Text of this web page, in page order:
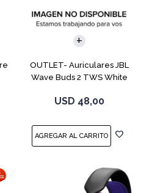
OUTLET- Auriculares JBL
Wave Buds 2 TWS White
USD 48,00